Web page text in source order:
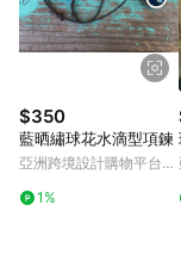
$350
藍晒繡球花水滴型項鍊
亞洲跨境設計購物平台
1%